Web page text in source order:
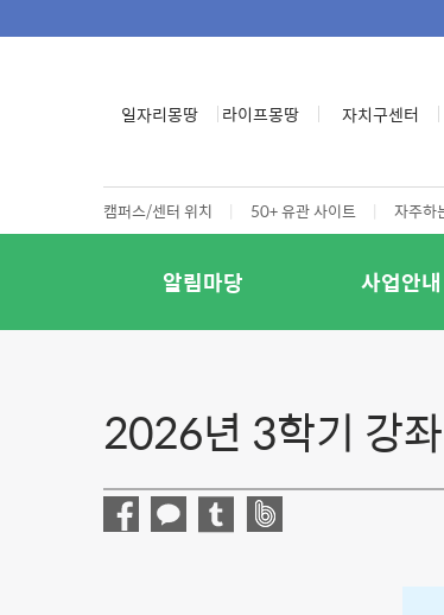
일자리몽땅 라이프몽땅 자치구센터
캠퍼스/센터 위치 | 50+ 유관 사이트 | 자주하
알림마당 사업안내
2026년 3학기 강